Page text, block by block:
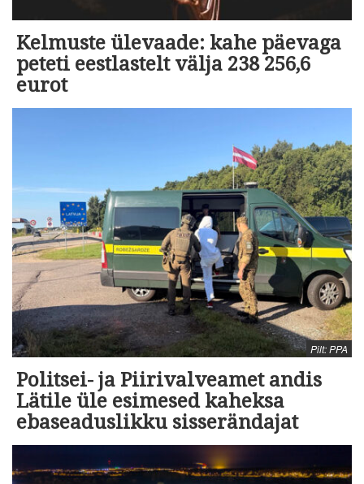
Kelmuste ülevaade: kahe päevaga
peteti eestlastelt välja 238 256,6
eurot
Pilt: PPA
Politsei- ja Piirivalveamet andis
Lätile üle esimesed kaheksa
ebaseaduslikku sisserändajat